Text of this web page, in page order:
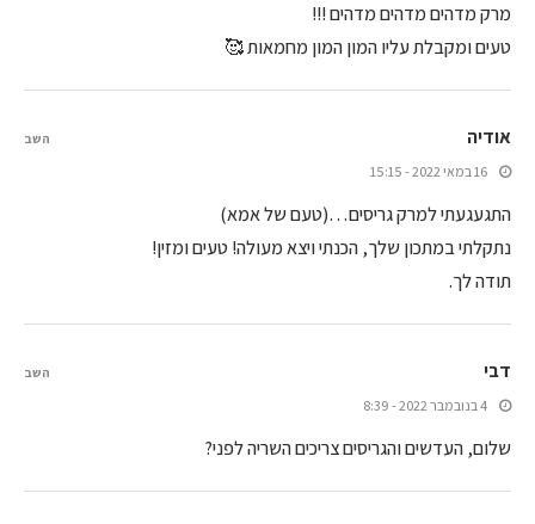
מרק מדהים מדהים מדהים !!!
טעים ומקבלת עליו המון המון מחמאות 🥰
אודיה
16 במאי 2022 - 15:15
התגעגעתי למרק גריסים…(טעם של אמא)
נתקלתי במתכון שלך, הכנתי ויצא מעולה! טעים ומזין!
תודה לך.
השב
דבי
4 בנובמבר 2022 - 8:39
שלום, העדשים והגריסים צריכים השריה לפני?
השב